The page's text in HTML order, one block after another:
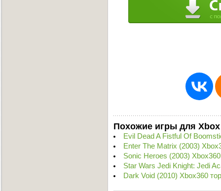
Похожие игры для Xbox
Evil Dead A Fistful Of
Enter The Matrix (2003)
Sonic Heroes (2003)
Star Wars Jedi Knight: Jedi
Dark Void (2010) Xbox360